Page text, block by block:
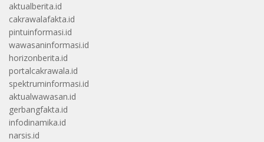
aktualberita.id
cakrawalafakta.id
pintuinformasi.id
wawasaninformasi.id
horizonberita.id
portalcakrawala.id
spektruminformasi.id
aktualwawasan.id
gerbangfakta.id
infodinamika.id
narsis.id